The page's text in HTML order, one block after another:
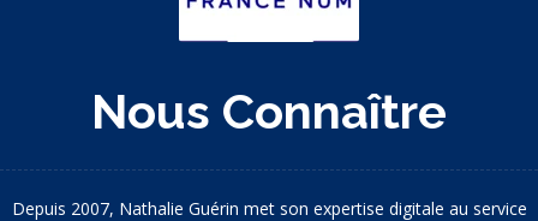
Nous Connaître
Depuis 2007, Nathalie Guérin met son expertise digitale au service